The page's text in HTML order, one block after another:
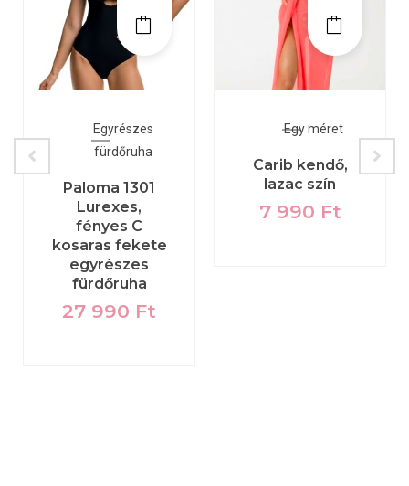
Egyrészes
fürdőruha
Paloma 1301
Lurexes,
fényes C
kosaras fekete
egyrészes
fürdőruha
27 990 Ft
Egy méret
Carib kendő,
lazac szín
7 990 Ft